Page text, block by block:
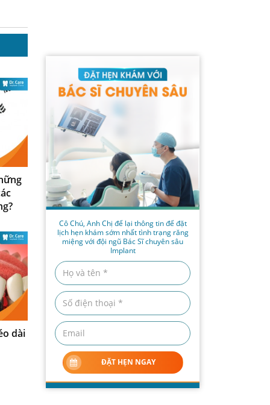
dài
Cô Chú, Anh Chị để lại thông tin để đặt
lịch hẹn khám sớm nhất tình trạng răng
miệng với đội ngũ Bác Sĩ chuyên sâu
Implant
ĐẶT HẸN NGAY